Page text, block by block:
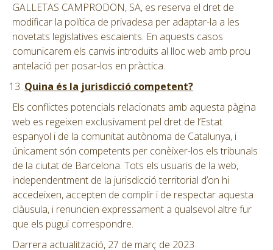
GALLETAS CAMPRODON, SA, es reserva el dret de
modificar la política de privadesa per adaptar-la a les
novetats legislatives escaients. En aquests casos
comunicarem els canvis introduïts al lloc web amb prou
antelació per posar-los en pràctica.
Quina és la jurisdicció competent?
Els conflictes potencials relacionats amb aquesta pàgina
web es regeixen exclusivament pel dret de l’Estat
espanyol i de la comunitat autònoma de Catalunya, i
únicament són competents per conèixer-los els tribunals
de la ciutat de Barcelona. Tots els usuaris de la web,
independentment de la jurisdicció territorial d’on hi
accedeixen, accepten de complir i de respectar aquesta
clàusula, i renuncien expressament a qualsevol altre fur
que els pugui correspondre.
Darrera actualització, 27 de març de 2023